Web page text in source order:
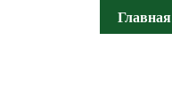
Главная